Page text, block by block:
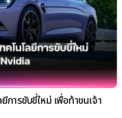
การขับขี่ใหม่ เพื่อท้าชนเจ้า